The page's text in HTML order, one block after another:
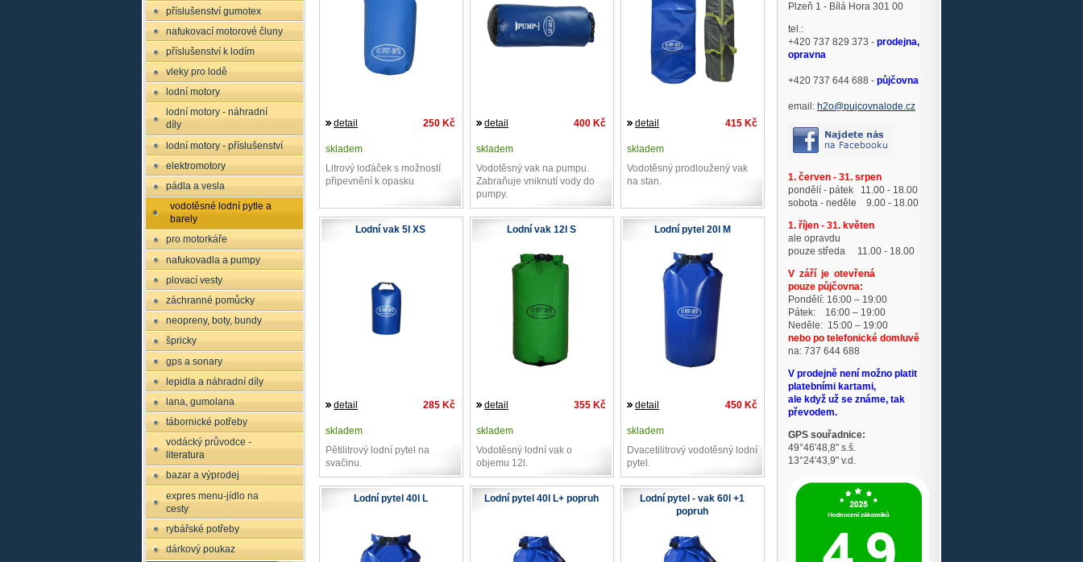
250 Kč
detail 400 Kč
detail 415 Kč
detail
skladem skladem
skladem
Litrový loďáček s možností
připevnění k opasku
Vodotěsný vak na pumpu.
Zabraňuje vniknutí vody do
pumpy.
Vodotěsný prodloužený vak
na stan.
Lodní vak 5l XS Lodní vak 12l S Lodní pytel 20l M
285 Kč
detail 355 Kč
detail 450 Kč
detail
skladem skladem
skladem
Pětilitrový lodní pytel na
svačinu.
Vodotěsný lodní vak o
objemu 12l.
Dvacetilitrový vodotěsný lodní
pytel.
Lodní pytel 40l L Lodní pytel 40l L+ popruh
Lodní pytel - vak 60l +1
popruh
příslušenství gumotex
nafukovací motorové čluny
příslušenství k lodím
vleky pro lodě
lodní motory
lodní motory - náhradní
díly
lodní motory - příslušenství
elektromotory
pádla a vesla
vodotěsné lodní pytle a
barely
pro motorkáře
nafukovadla a pumpy
plovací vesty
záchranné pomůcky
neopreny, boty, bundy
špricky
gps a sonary
lepidla a náhradní díly
lana, gumolana
tábornické potřeby
vodácký průvodce -
literatura
bazar a výprodej
expres menu-jídlo na
cesty
rybářské potřeby
dárkový poukaz
Plzeň 1 - Bílá Hora 301 00
tel.:
+420 737 829 373 - prodejna,
opravna
+420 737 644 688 - půjčovna
email: h2o@pujcovnalode.cz
1. červen - 31. srpen
pondělí - pátek 11.00 - 18.00
sobota - neděle 9.00 - 18.00
1. říjen - 31. květen
ale opravdu
pouze středa 11.00 - 18.00
V září je otevřená
pouze půjčovna:
Pondělí: 16:00 – 19:00
Pátek: 16:00 – 19:00
Neděle: 15:00 – 19:00
nebo po telefonické domluvě
na: 737 644 688
V prodejně není možno platit
platebními kartami,
ale když už se známe, tak
převodem.
GPS souřadnice:
49°46'48,8" s.š.
13°24'43,9" v.d.